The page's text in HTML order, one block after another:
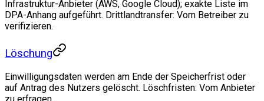
Infrastruktur-Anbieter (AWS, Google Cloud); exakte Liste im
DPA-Anhang aufgeführt. Drittlandtransfer: Vom Betreiber zu
verifizieren.
Löschung
Einwilligungsdaten werden am Ende der Speicherfrist oder
auf Antrag des Nutzers gelöscht. Löschfristen: Vom Anbieter